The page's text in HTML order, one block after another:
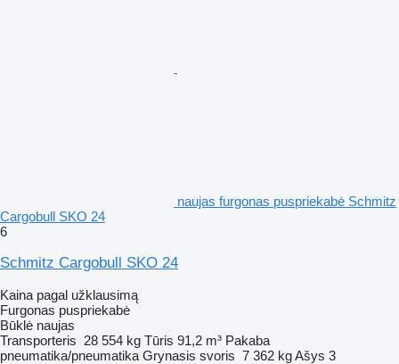
naujas furgonas puspriekabė Schmitz
Cargobull SKO 24
6
Schmitz Cargobull SKO 24
Kaina pagal užklausimą
Furgonas puspriekabė
Būklė naujas
Transporteris 28 554 kg Tūris 91,2 m³ Pakaba
pneumatika/pneumatika Grynasis svoris 7 362 kgAšys 3